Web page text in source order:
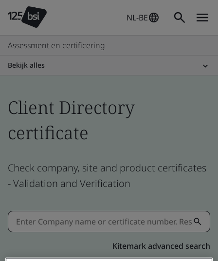
NL-BE
Assessment en certificering
Bekijk alles
Client Directory
certificate
Check company, site and product certificates
- Validation and Verification
Kitemark advanced search